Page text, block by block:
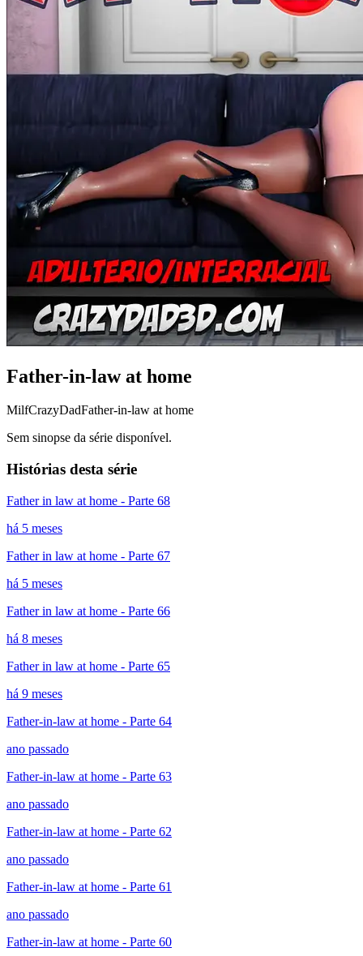
Father-in-law at home
MilfCrazyDadFather-in-law at home
Sem sinopse da série disponível.
Histórias desta série
Father in law at home - Parte 68
há 5 meses
Father in law at home - Parte 67
há 5 meses
Father in law at home - Parte 66
há 8 meses
Father in law at home - Parte 65
há 9 meses
Father-in-law at home - Parte 64
ano passado
Father-in-law at home - Parte 63
ano passado
Father-in-law at home - Parte 62
ano passado
Father-in-law at home - Parte 61
ano passado
Father-in-law at home - Parte 60